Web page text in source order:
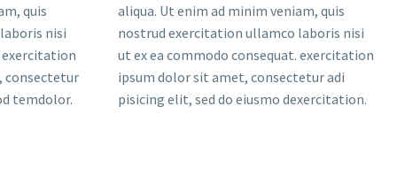
quis
nisi
exercitation
consectetur
temdolor.
aliqua. Ut enim ad minim veniam, quis
nostrud exercitation ullamco laboris nisi
ut ex ea commodo consequat. exercitation
ipsum dolor sit amet, consectetur adi
pisicing elit, sed do eiusmo dexercitation.